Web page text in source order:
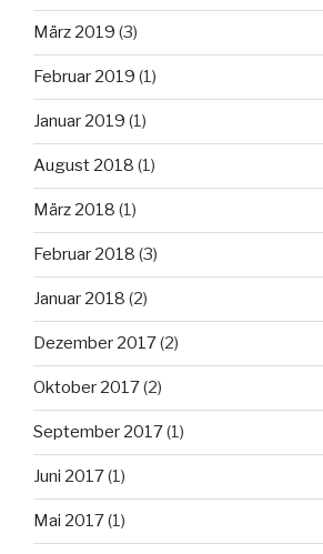
März 2019 (3)
Februar 2019 (1)
Januar 2019 (1)
August 2018 (1)
März 2018 (1)
Februar 2018 (3)
Januar 2018 (2)
Dezember 2017(2)
Oktober 2017(2)
September 2017(1)
Juni 2017(1)
Mai 2017(1)